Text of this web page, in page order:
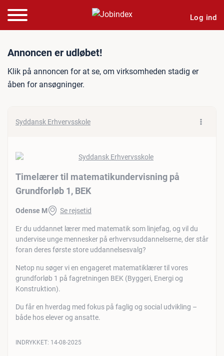
Log ind
Jobannonce: Timelærer til
Annoncen er udløbet!
Klik på annoncen for at se, om virksomheden stadig er
åben for ansøgninger.
Syddansk Erhvervsskole
Timelærer til matematikundervisning på
Grundforløb 1, BEK
Odense M Se rejsetid
Er du uddannet lærer med matematik som linjefag, og vil du
undervise unge mennesker på erhvervsuddannelserne, der står
foran deres første store uddannelsesvalg?
Netop nu søger vi en engageret matematiklærer til vores
grundforløb 1 på fagretningen BEK (Byggeri, Energi og
Konstruktion).
Du får en hverdag med fokus på faglig og social udvikling –
både hos elever og ansatte.
INDRYKKET: 14-08-2025